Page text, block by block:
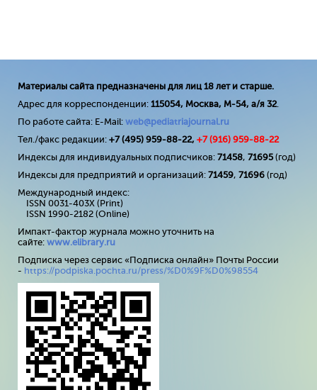
Материалы сайта предназначены для лиц 18 лет и старше.
Адрес для корреспонденции: 115054, Москва, М-54, а/я 32.
По работе сайта: E-Mail: web@pediatriajournal.ru
Тел./факс редакции: +7 (495) 959-88-22, +7 (916) 959-88-22
Индексы для индивидуальных подписчиков: 71458, 71695(год)
Индексы для предприятий и организаций: 71459, 71696 (год)
Международный индекс:
ISSN 0031-403X (Print)
ISSN 1990-2182 (Online)
Импакт-фактор журнала можно уточнить на
сайте: www.elibrary.ru
Подписка через сервис «Подписка онлайн» Почты России
- https://podpiska.pochta.ru/press/%D0%9F%D0%98554